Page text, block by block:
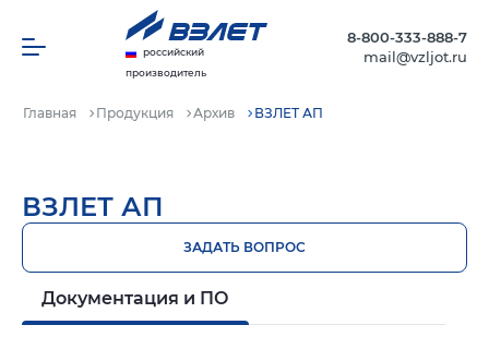
российский
производитель
8-800-333-888-7
mail@vzljot.ru
Главная Продукция Архив ВЗЛЕТ АП
ВЗЛЕТ АП
ЗАДАТЬ ВОПРОС
Документация и ПО